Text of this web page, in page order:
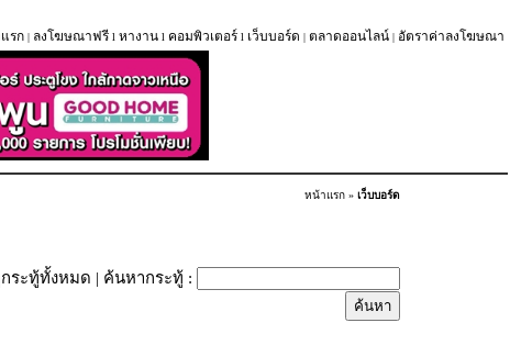
รก | ลงโฆษณาฟรี l หางาน l คอมพิวเตอร์ l เว็บบอร์ด | ตลาดออนไลน์ | อัตราค่าลงโฆษณา
หน้าแรก » เว็บบอร์ด
ระทู้ทั้งหมด | ค้นหากระทู้ :